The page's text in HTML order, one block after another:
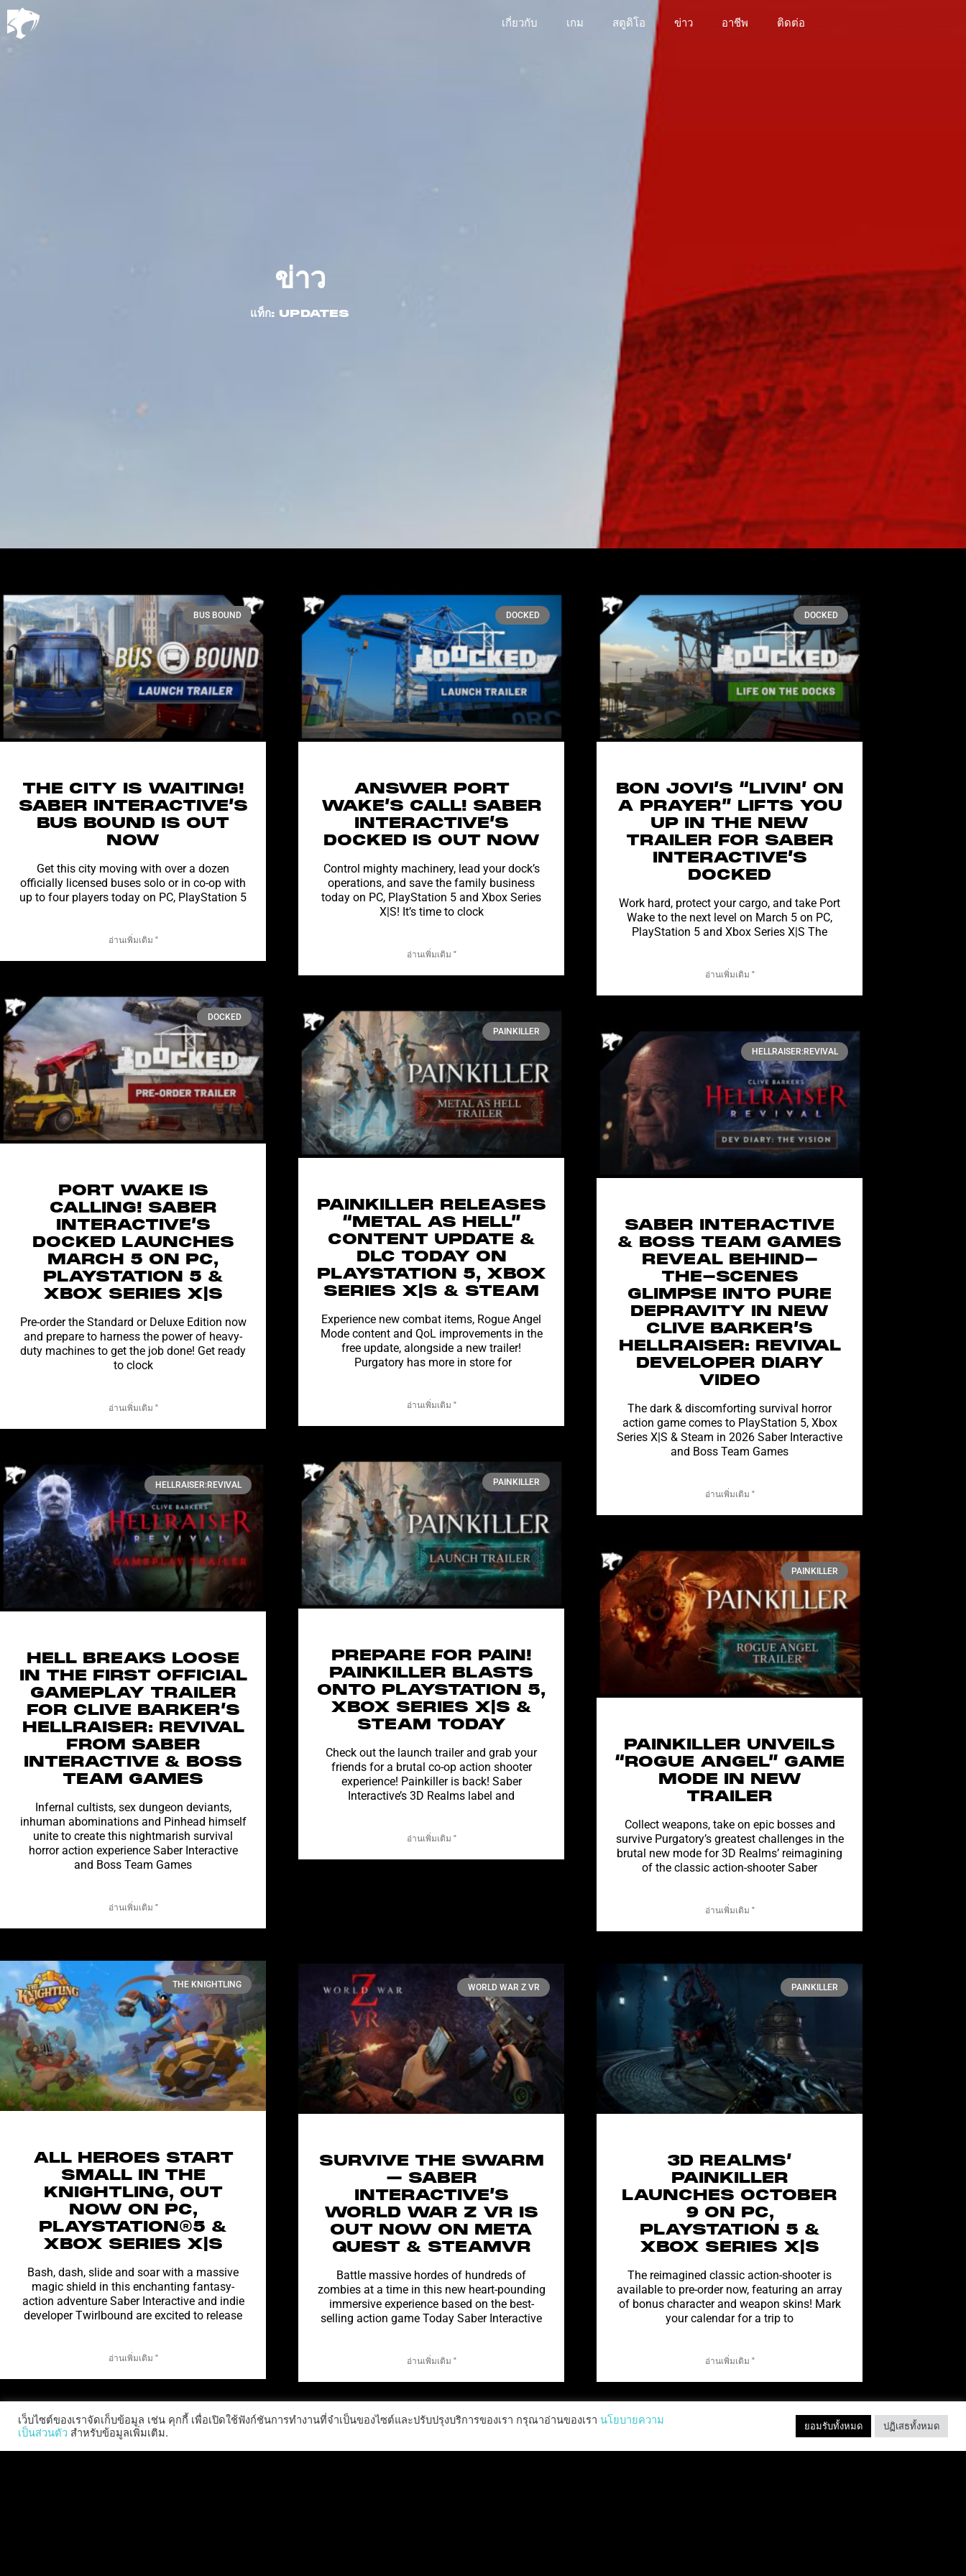
เกี่ยวกับ เกม สตูดิโอ ข่าว อาชีพ ติดต่อ
ข่าว
แท็ก: UPDATES
BUS BOUND
THE CITY IS WAITING!
SABER INTERACTIVE’S
BUS BOUND IS OUT
NOW
Get this city moving with over a dozen
officially licensed buses solo or in co-op with
up to four players today on PC, PlayStation 5
อ่านเพิ่มเติม "
DOCKED
ANSWER PORT
WAKE’S CALL! SABER
INTERACTIVE’S
DOCKED IS OUT NOW
Control mighty machinery, lead your dock’s
operations, and save the family business
today on PC, PlayStation 5 and Xbox Series
X|S! It’s time to clock
อ่านเพิ่มเติม "
DOCKED
BON JOVI’S “LIVIN’ ON
A PRAYER” LIFTS YOU
UP IN THE NEW
TRAILER FOR SABER
INTERACTIVE’S
DOCKED
Work hard, protect your cargo, and take Port
Wake to the next level on March 5 on PC,
PlayStation 5 and Xbox Series X|S The
อ่านเพิ่มเติม "
DOCKED
PORT WAKE IS
CALLING! SABER
INTERACTIVE’S
DOCKED LAUNCHES
MARCH 5 ON PC,
PLAYSTATION 5 &
XBOX SERIES X|S
Pre-order the Standard or Deluxe Edition now
and prepare to harness the power of heavy-
duty machines to get the job done! Get ready
to clock
อ่านเพิ่มเติม "
PAINKILLER
PAINKILLER RELEASES
“METAL AS HELL”
CONTENT UPDATE &
DLC TODAY ON
PLAYSTATION 5, XBOX
SERIES X|S & STEAM
Experience new combat items, Rogue Angel
Mode content and QoL improvements in the
free update, alongside a new trailer!
Purgatory has more in store for
อ่านเพิ่มเติม "
HELLRAISER:REVIVAL
SABER INTERACTIVE
& BOSS TEAM GAMES
REVEAL BEHIND-
THE-SCENES
GLIMPSE INTO PURE
DEPRAVITY IN NEW
CLIVE BARKER’S
HELLRAISER: REVIVAL
DEVELOPER DIARY
VIDEO
The dark & discomforting survival horror
action game comes to PlayStation 5, Xbox
Series X|S & Steam in 2026 Saber Interactive
and Boss Team Games
อ่านเพิ่มเติม "
HELLRAISER:REVIVAL
HELL BREAKS LOOSE
IN THE FIRST OFFICIAL
GAMEPLAY TRAILER
FOR CLIVE BARKER’S
HELLRAISER: REVIVAL
FROM SABER
INTERACTIVE & BOSS
TEAM GAMES
Infernal cultists, sex dungeon deviants,
inhuman abominations and Pinhead himself
unite to create this nightmarish survival
horror action experience Saber Interactive
and Boss Team Games
อ่านเพิ่มเติม "
PAINKILLER
PREPARE FOR PAIN!
PAINKILLER BLASTS
ONTO PLAYSTATION 5,
XBOX SERIES X|S &
STEAM TODAY
Check out the launch trailer and grab your
friends for a brutal co-op action shooter
experience! Painkiller is back! Saber
Interactive’s 3D Realms label and
อ่านเพิ่มเติม "
PAINKILLER
PAINKILLER UNVEILS
“ROGUE ANGEL” GAME
MODE IN NEW
TRAILER
Collect weapons, take on epic bosses and
survive Purgatory’s greatest challenges in the
brutal new mode for 3D Realms’ reimagining
of the classic action-shooter Saber
อ่านเพิ่มเติม "
THE KNIGHTLING
ALL HEROES START
SMALL IN THE
KNIGHTLING, OUT
NOW ON PC,
PLAYSTATION®5 &
XBOX SERIES X|S
Bash, dash, slide and soar with a massive
magic shield in this enchanting fantasy-
action adventure Saber Interactive and indie
developer Twirlbound are excited to release
อ่านเพิ่มเติม "
WORLD WAR Z VR
SURVIVE THE SWARM
– SABER
INTERACTIVE’S
WORLD WAR Z VR IS
OUT NOW ON META
QUEST & STEAMVR
Battle massive hordes of hundreds of
zombies at a time in this new heart-pounding
immersive experience based on the best-
selling action game Today Saber Interactive
อ่านเพิ่มเติม "
PAINKILLER
3D REALMS’
PAINKILLER
LAUNCHES OCTOBER
9 ON PC,
PLAYSTATION 5 &
XBOX SERIES X|S
The reimagined classic action-shooter is
available to pre-order now, featuring an array
of bonus character and weapon skins! Mark
your calendar for a trip to
อ่านเพิ่มเติม "
TEMPEST RISING
เว็บไซต์ของเราจัดเก็บข้อมูล เช่น คุกกี้ เพื่อเปิดใช้ฟังก์ชันการทำงานที่จำเป็นของไซต์และปรับปรุงบริการของเรา กรุณาอ่านของเรา นโยบายความ
เป็นส่วนตัว สำหรับข้อมูลเพิ่มเติม.
ยอมรับทั้งหมด ปฏิเสธทั้งหมด